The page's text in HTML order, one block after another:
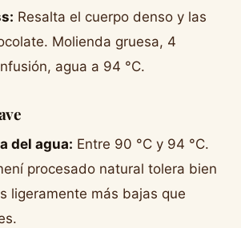
Resalta el cuerpo denso y las
Molienda gruesa, 4
agua a 94 °C.
del agua: Entre 90 °C y 94 °C.
procesado natural tolera bien
ligeramente más bajas que